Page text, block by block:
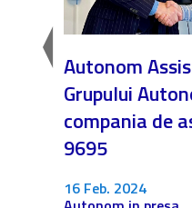
Autonom
Grupului
compania de
9695
16 Feb. 2024